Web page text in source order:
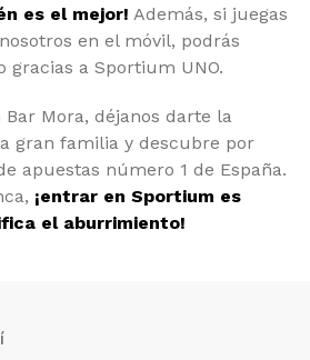
es el mejor! Además, si juegas
en el móvil, podrás
a Sportium UNO.
Bar Mora, déjanos darte la
gran familia y descubre por
apuestas número 1 de España.
¡entrar en Sportium es
el aburrimiento!